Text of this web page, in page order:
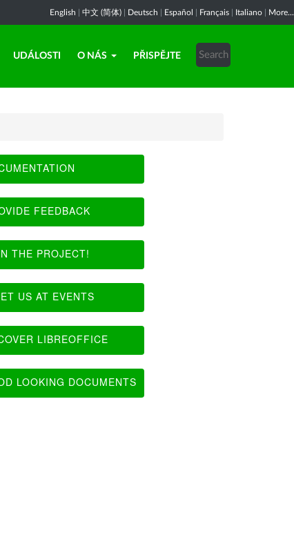
English 中文 (简体) Deutsch Español Français Italiano More...
UDÁLOSTI O NÁS PŘISPĚJTE
FEEDBACK
THE PROJECT!
US AT EVENTS
LIBREOFFICE
LOOKING DOCUMENTS